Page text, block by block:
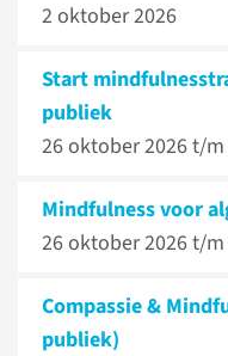
2 oktober 2026
Start
publiek
26 oktober 2026 t/m
Mindfulness voor
26 oktober 2026 t/m
Compassie &
publiek)